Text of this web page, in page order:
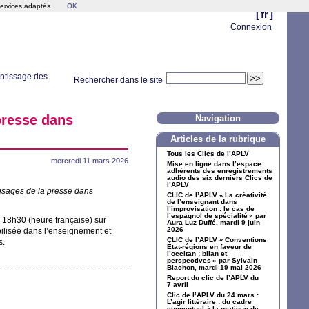
[ fr ]
Connexion
Rechercher dans le site
des
dans
mercredi 11 mars 2026
de la presse dans
(heure française) sur
dans l’enseignement et
Navigation
Articles de la rubrique
Tous les Clics de l’APLV
Mise en ligne dans l’espace
adhérents des enregistrements
audio des six derniers Clics de
l’APLV
CLIC de l’APLV « La créativité
de l’enseignant dans
l’improvisation : le cas de
l’espagnol de spécialité» par
Aura Luz Duffé, mardi 9 juin
2026
CLIC de l’APLV « Conventions
État-régions en faveur de
l’occitan : bilan et
perspectives » par Sylvain
Blachon, mardi 19 mai 2026
Report du clic de l’APLV du
7 avril
Clic de l’APLV du 24 mars :
L’agir littéraire : du cadre
adaptés OK